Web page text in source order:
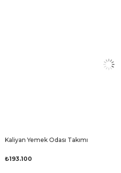
Kaliyan Yemek Odası Takımı
₺193.100